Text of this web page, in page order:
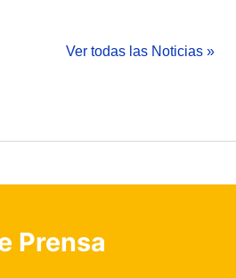
Ver todas las Noticias »
Prensa